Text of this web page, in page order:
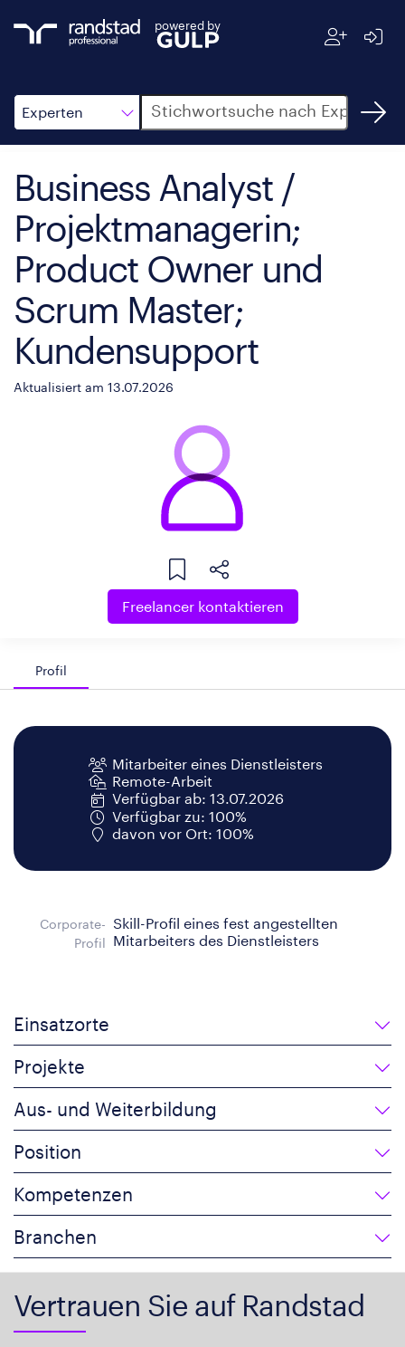
powered by
Experten
Suche
Business Analyst /
Projektmanagerin;
Product Owner und
Scrum Master;
Kundensupport
Aktualisiert am 13.07.2026
Freelancer kontaktieren
Profil
Mitarbeiter eines Dienstleisters
Remote-Arbeit
Verfügbar ab: 13.07.2026
Verfügbar zu: 100%
davon vor Ort: 100%
Corporate-
Profil
Skill-Profil eines fest angestellten
Mitarbeiters des Dienstleisters
Einsatzorte
Projekte
Aus- und Weiterbildung
Position
Kompetenzen
Branchen
Vertrauen Sie auf Randstad